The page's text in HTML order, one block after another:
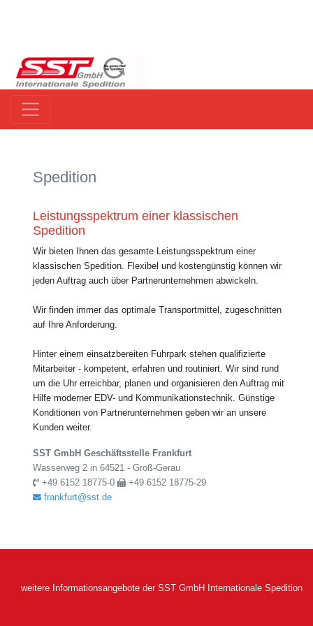
Spedition
Leistungsspektrum einer klassischen
Spedition
Wir bieten Ihnen das gesamte Leistungsspektrum einer
klassischen Spedition. Flexibel und kostengünstig können wir
jeden Auftrag auch über Partnerunternehmen abwickeln.
Wir finden immer das optimale Transportmittel, zugeschnitten
auf Ihre Anforderung.
Hinter einem einsatzbereiten Fuhrpark stehen qualifizierte
Mitarbeiter - kompetent, erfahren und routiniert. Wir sind rund
um die Uhr erreichbar, planen und organisieren den Auftrag mit
Hilfe moderner EDV- und Kommunikationstechnik. Günstige
Konditionen von Partnerunternehmen geben wir an unsere
Kunden weiter.
SST GmbH Geschäftsstelle Frankfurt
Wasserweg 2 in 64521 - Groß-Gerau
+49 6152 18775-0
+49 6152 18775-29
frankfurt@sst.de
weitere Informationsangebote der SST GmbH Internationale Spedition